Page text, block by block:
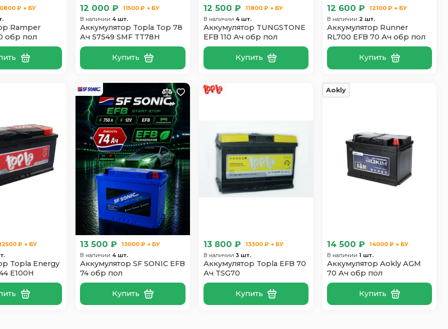
₽ + БУ
Ramper
обр пол
12 000 ₽
11500 ₽ + БУ
В наличии 4 шт.
Аккумулятор Topla Top 78
Ач 57549 SMF TT78H
Купить
12 500 ₽
11800 ₽ + БУ
В наличии 4 шт.
Аккумулятор TUNGSTONE
EFB 110 Ач обр пол
Купить
12 600 ₽
12100 ₽ + БУ
В наличии 2 шт.
Аккумулятор Runner
RL700 EFB 70 Ач обр пол
Купить
₽ + БУ
Topla Energy
E100H
13 500 ₽
13000 ₽ + БУ
В наличии 4 шт.
Аккумулятор SF SONIC EFB
74 обр пол
Купить
13 800 ₽
13300 ₽ + БУ
В наличии 3 шт.
Аккумулятор Topla EFB 70
Ач TSG70
Купить
Aokly
14 500 ₽
14000 ₽ + БУ
В наличии 1 шт.
Аккумулятор Aokly AGM
70 Ач обр пол
Купить